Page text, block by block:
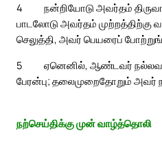
4
நன்றியோடு அவர்தம்
பாடலோடு அவர்தம் முற்றத்திற்கு
செலுத்தி, அவர் பெயரைப்
5
ஏனெனில், ஆண்டவர்
பேரன்பு; தலைமுறைதோறும் அவர்
நற்செய்திக்கு முன் வாழ்த்தொலி